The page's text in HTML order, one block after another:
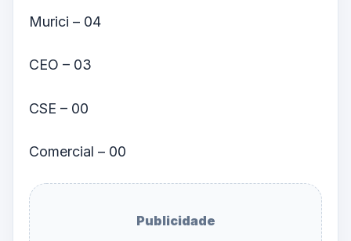
Murici – 04
CEO – 03
CSE – 00
Comercial – 00
Publicidade